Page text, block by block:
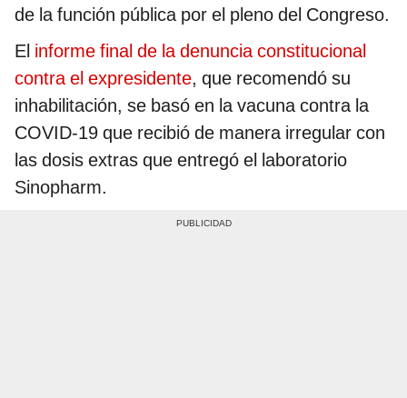
de la función pública por el pleno del Congreso.
El informe final de la denuncia constitucional
contra el expresidente, que recomendó su
inhabilitación, se basó en la vacuna contra la
COVID-19 que recibió de manera irregular con
las dosis extras que entregó el laboratorio
Sinopharm.